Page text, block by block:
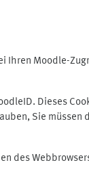
Ihren Moodle-
Dieses
Sie müssen
des